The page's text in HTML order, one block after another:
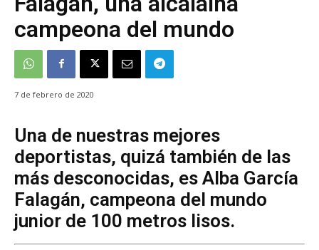
campeona del mundo
7 de febrero de 2020
Una de nuestras mejores
deportistas, quizá también de las
más desconocidas, es Alba García
Falagán, campeona del mundo
junior de 100 metros lisos.